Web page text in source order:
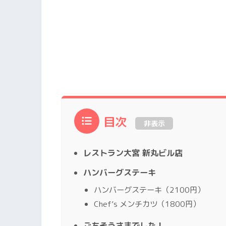
目次 非表示
レストラン大宮 新丸ビル店
ハンバーグステーキ
ハンバーグステーキ（2100円）
Chef’s メンチカツ（1800円）